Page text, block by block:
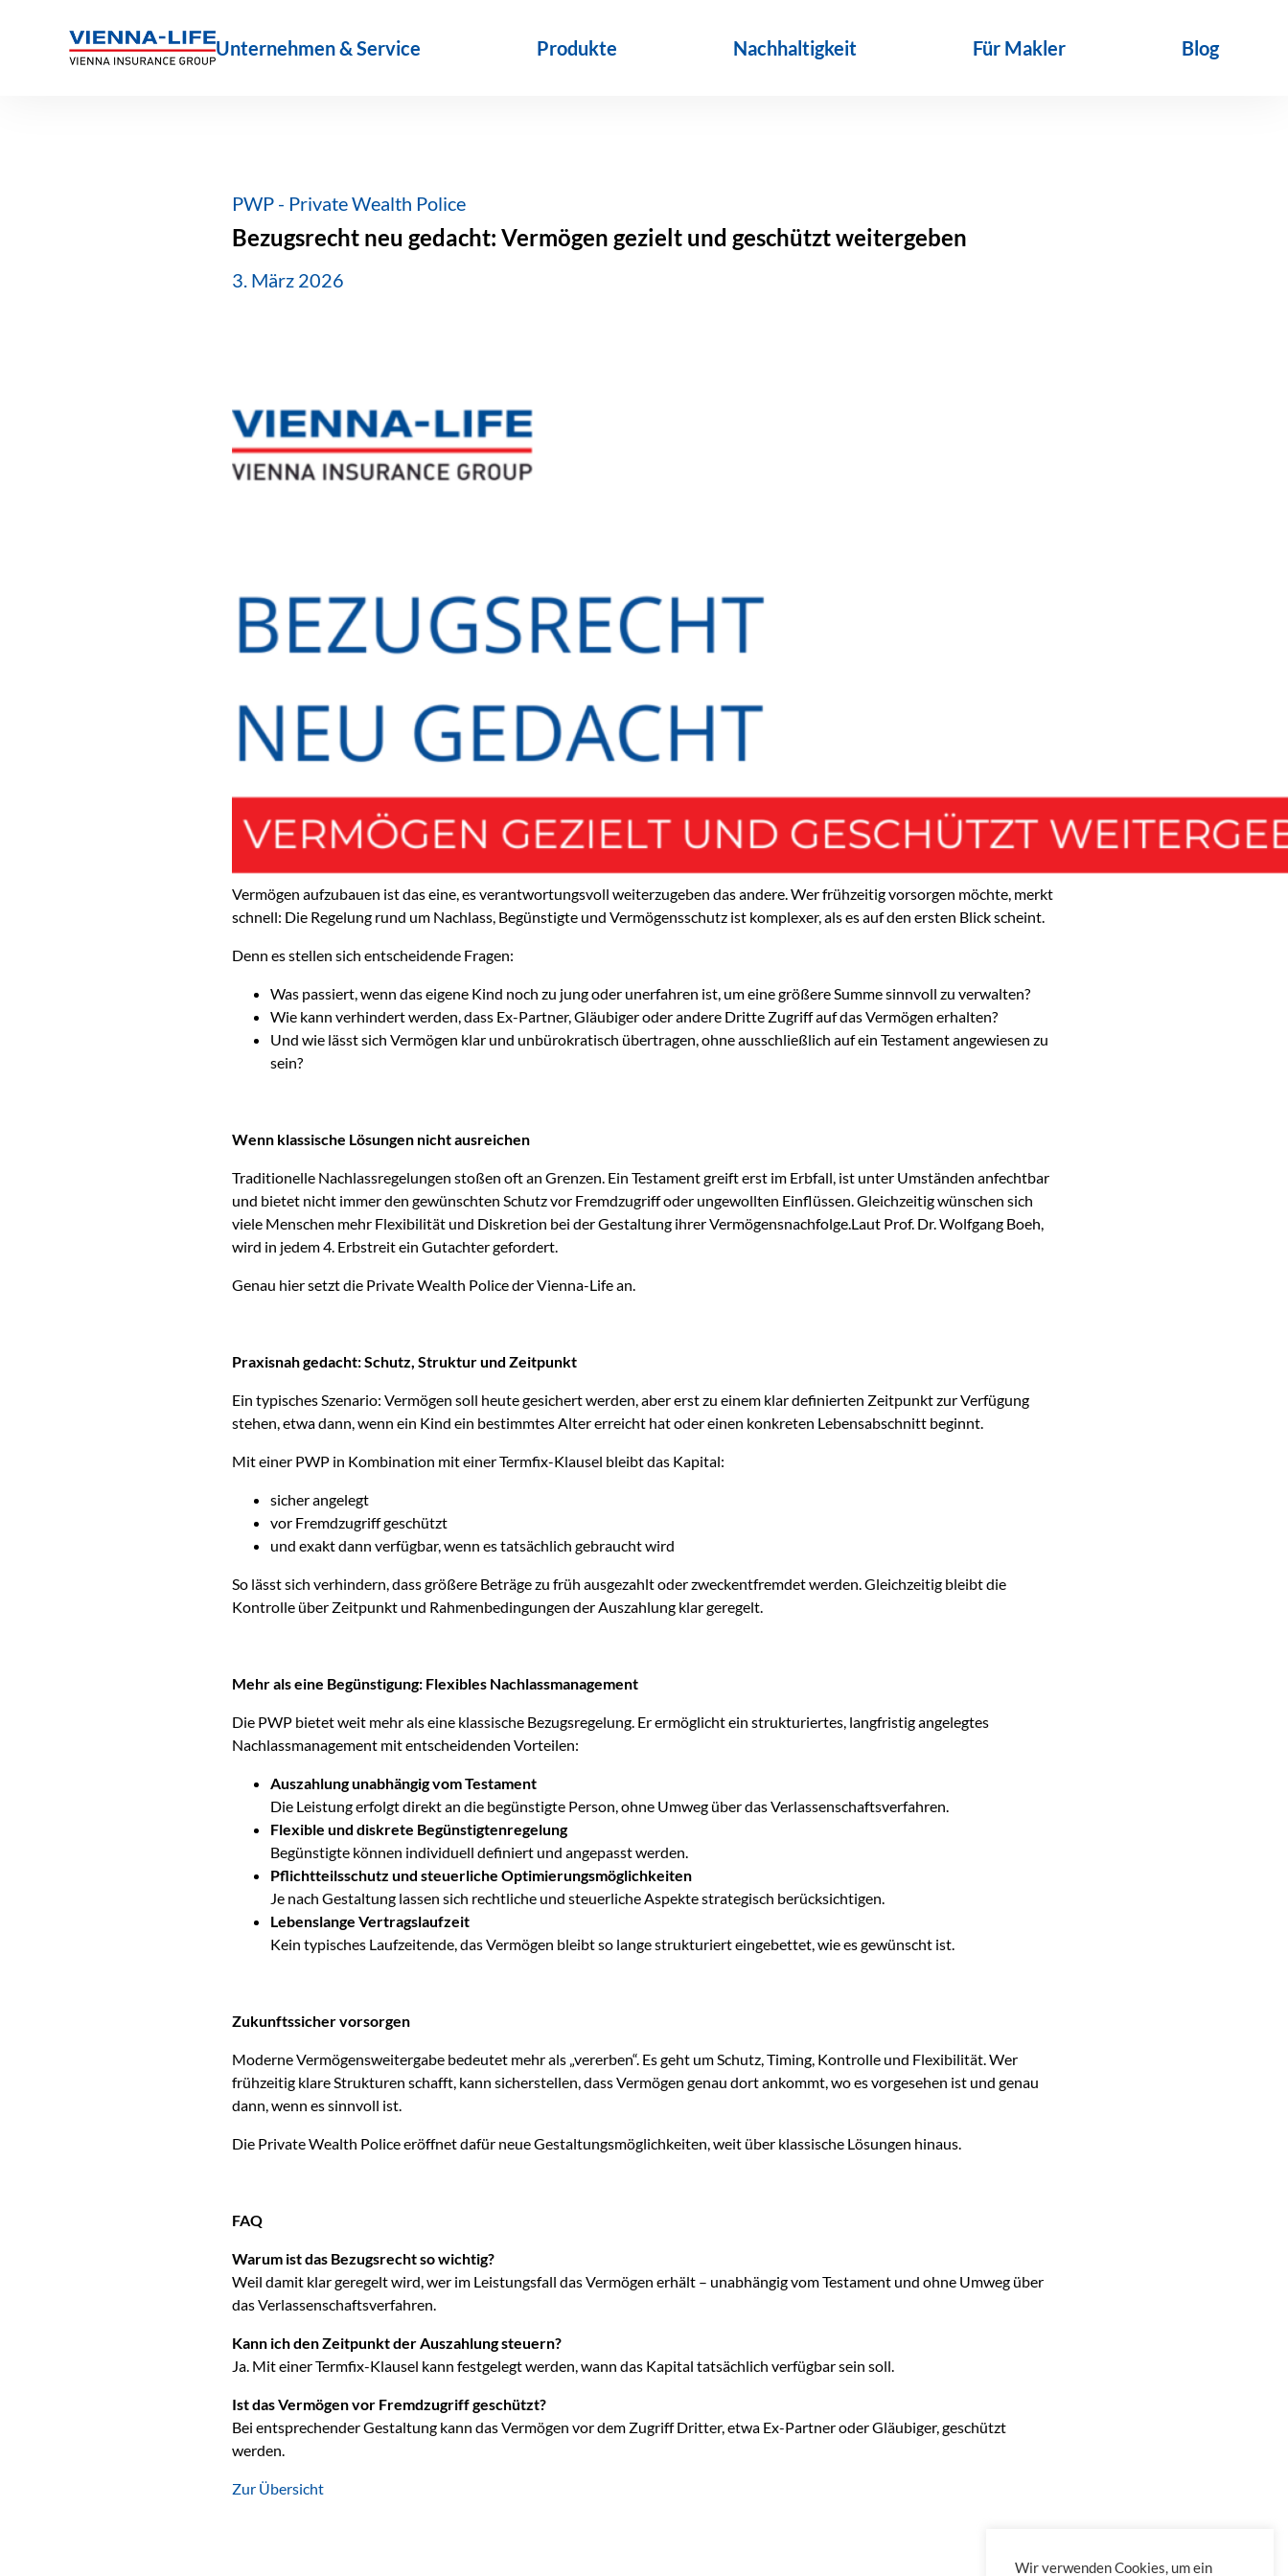
Unternehmen & Service Produkte Nachhaltigkeit Für Makler Blog
PWP - Private Wealth Police
Bezugsrecht neu gedacht: Vermögen gezielt und geschützt weitergeben
3. März 2026
Vermögen aufzubauen ist das eine, es verantwortungsvoll weiterzugeben das andere. Wer frühzeitig vorsorgen möchte, merkt
schnell: Die Regelung rund um Nachlass, Begünstigte und Vermögensschutz ist komplexer, als es auf den ersten Blick scheint.
Denn es stellen sich entscheidende Fragen:
Was passiert, wenn das eigene Kind noch zu jung oder unerfahren ist, um eine größere Summe sinnvoll zu verwalten?
Wie kann verhindert werden, dass Ex-Partner, Gläubiger oder andere Dritte Zugriff auf das Vermögen erhalten?
Und wie lässt sich Vermögen klar und unbürokratisch übertragen, ohne ausschließlich auf ein Testament angewiesen zu
sein?
Wenn klassische Lösungen nicht ausreichen
Traditionelle Nachlassregelungen stoßen oft an Grenzen. Ein Testament greift erst im Erbfall, ist unter Umständen anfechtbar
und bietet nicht immer den gewünschten Schutz vor Fremdzugriff oder ungewollten Einflüssen. Gleichzeitig wünschen sich
viele Menschen mehr Flexibilität und Diskretion bei der Gestaltung ihrer Vermögensnachfolge.Laut Prof. Dr. Wolfgang Boeh,
wird in jedem 4. Erbstreit ein Gutachter gefordert.
Genau hier setzt die Private Wealth Police der Vienna-Life an.
Praxisnah gedacht: Schutz, Struktur und Zeitpunkt
Ein typisches Szenario: Vermögen soll heute gesichert werden, aber erst zu einem klar definierten Zeitpunkt zur Verfügung
stehen, etwa dann, wenn ein Kind ein bestimmtes Alter erreicht hat oder einen konkreten Lebensabschnitt beginnt.
Mit einer PWP in Kombination mit einer Termfix-Klausel bleibt das Kapital:
sicher angelegt
vor Fremdzugriff geschützt
und exakt dann verfügbar, wenn es tatsächlich gebraucht wird
So lässt sich verhindern, dass größere Beträge zu früh ausgezahlt oder zweckentfremdet werden. Gleichzeitig bleibt die
Kontrolle über Zeitpunkt und Rahmenbedingungen der Auszahlung klar geregelt.
Mehr als eine Begünstigung: Flexibles Nachlassmanagement
Die PWP bietet weit mehr als eine klassische Bezugsregelung. Er ermöglicht ein strukturiertes, langfristig angelegtes
Nachlassmanagement mit entscheidenden Vorteilen:
Auszahlung unabhängig vom Testament
Die Leistung erfolgt direkt an die begünstigte Person, ohne Umweg über das Verlassenschaftsverfahren.
Flexible und diskrete Begünstigtenregelung
Begünstigte können individuell definiert und angepasst werden.
Pflichtteilsschutz und steuerliche Optimierungsmöglichkeiten
Je nach Gestaltung lassen sich rechtliche und steuerliche Aspekte strategisch berücksichtigen.
Lebenslange Vertragslaufzeit
Kein typisches Laufzeitende, das Vermögen bleibt so lange strukturiert eingebettet, wie es gewünscht ist.
Zukunftssicher vorsorgen
Moderne Vermögensweitergabe bedeutet mehr als „vererben“. Es geht um Schutz, Timing, Kontrolle und Flexibilität. Wer
frühzeitig klare Strukturen schafft, kann sicherstellen, dass Vermögen genau dort ankommt, wo es vorgesehen ist und genau
dann, wenn es sinnvoll ist.
Die Private Wealth Police eröffnet dafür neue Gestaltungsmöglichkeiten, weit über klassische Lösungen hinaus.
FAQ
Warum ist das Bezugsrecht so wichtig?
Weil damit klar geregelt wird, wer im Leistungsfall das Vermögen erhält – unabhängig vom Testament und ohne Umweg über
das Verlassenschaftsverfahren.
Kann ich den Zeitpunkt der Auszahlung steuern?
Ja. Mit einer Termfix-Klausel kann festgelegt werden, wann das Kapital tatsächlich verfügbar sein soll.
Ist das Vermögen vor Fremdzugriff geschützt?
Bei entsprechender Gestaltung kann das Vermögen vor dem Zugriff Dritter, etwa Ex-Partner oder Gläubiger, geschützt
werden.
Zur Übersicht
Wir verwenden Cookies, um ein